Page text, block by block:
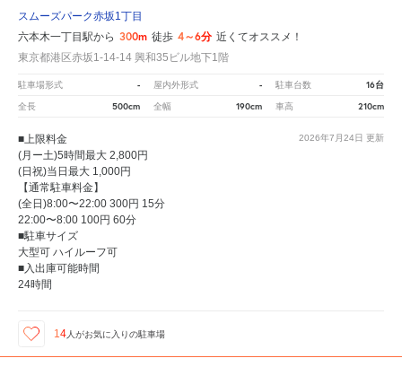
スムーズパーク赤坂1丁目
六本木一丁目駅から 300m 徒歩 4～6分 近くてオススメ！
東京都港区赤坂1-14-14 興和35ビル地下1階
駐車場形式 - 屋内外形式 - 駐車台数 16台
全長 500cm 全幅 190cm 車高 210cm
2026年7月24日 更新
■上限料金
(月ー土)5時間最大 2,800円
(日祝)当日最大 1,000円
【通常駐車料金】
(全日)8:00〜22:00 300円 15分
22:00〜8:00 100円 60分
■駐車サイズ
大型可 ハイルーフ可
■入出庫可能時間
24時間
14 人がお気に入りの駐車場